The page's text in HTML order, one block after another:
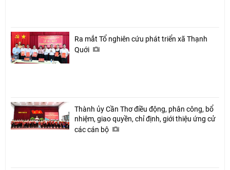
Ra mắt Tổ nghiên cứu phát triển xã Thạnh
Quới
Thành ủy Cần Thơ điều động, phân công, bổ
nhiệm, giao quyền, chỉ định, giới thiệu ứng cử
các cán bộ